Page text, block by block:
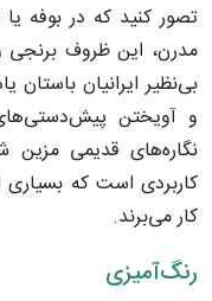
تصور کنید که در بوفه
مدرن، این ظروف برنجی
بی‌نظیر ایرانیان
و آویختن
نگاره‌های قدیمی مزین
کاربردی است که بسیاری
کار می‌برند.
رنگ‌آمیزی